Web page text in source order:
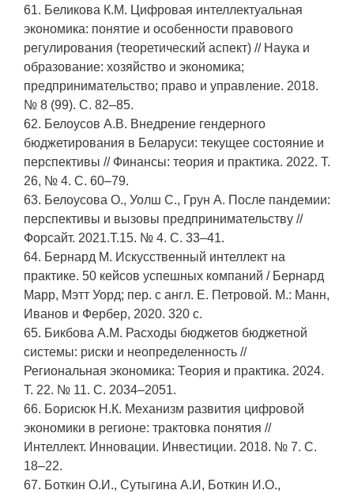
61. Беликова К.М. Цифровая интеллектуальная
экономика: понятие и особенности правового
регулирования (теоретический аспект) // Наука и
образование: хозяйство и экономика;
предпринимательство; право и управление. 2018.
№ 8 (99). С. 82–85.
62. Белоусов А.В. Внедрение гендерного
бюджетирования в Беларуси: текущее состояние и
перспективы // Финансы: теория и практика. 2022. Т.
26, № 4. С. 60–79.
63. Белоусова О., Уолш С., Грун А. После пандемии:
перспективы и вызовы предпринимательству //
Форсайт. 2021.Т.15. № 4. С. 33–41.
64. Бернард М. Искусственный интеллект на
практике. 50 кейсов успешных компаний / Бернард
Марр, Мэтт Уорд; пер. с англ. Е. Петровой. М.: Манн,
Иванов и Фербер, 2020. 320 с.
65. Бикбова А.М. Расходы бюджетов бюджетной
системы: риски и неопределенность //
Региональная экономика: Теория и практика. 2024.
Т. 22. № 11. С. 2034–2051.
66. Борисюк Н.К. Механизм развития цифровой
экономики в регионе: трактовка понятия //
Интеллект. Инновации. Инвестиции. 2018. № 7. С.
18–22.
67. Боткин О.И., Сутыгина А.И, Боткин И.О.,